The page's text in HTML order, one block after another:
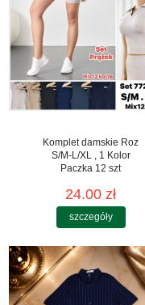
Komplet damskie Roz
S/M-L/XL , 1 Kolor
Paczka 12 szt
24.00 zł
szczegóły